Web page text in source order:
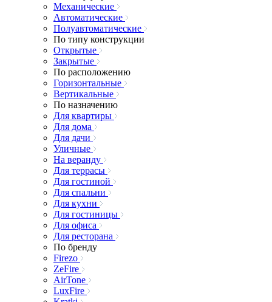
Механические
Автоматические
Полуавтоматические
По типу конструкции
Открытые
Закрытые
По расположению
Горизонтальные
Вертикальные
По назначению
Для квартиры
Для дома
Для дачи
Уличные
На веранду
Для террасы
Для гостиной
Для спальни
Для кухни
Для гостиницы
Для офиса
Для ресторана
По бренду
Firezo
ZeFire
AirTone
LuxFire